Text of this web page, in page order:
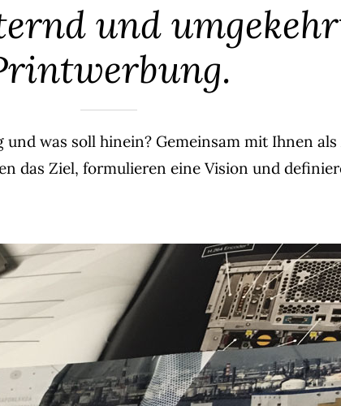
und
was soll hinein? Gemeinsam mit Ihnen
das Ziel, formulieren eine Vision und